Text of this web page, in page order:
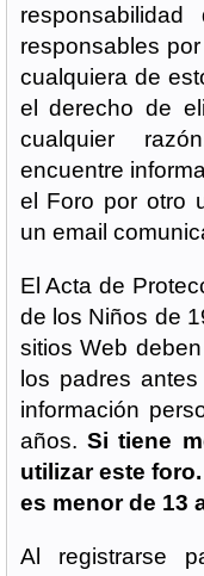
responsables
cualquiera de
el derecho de
cualquier
encuentre
el Foro por otro
un email
El Acta de
de los Niños de
sitios Web
los padres
información
años. Si tiene
utilizar este
es menor de 13
Al registrarse